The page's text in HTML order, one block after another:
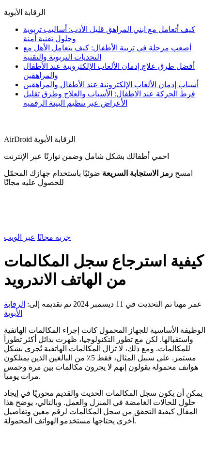
الرقابة الأبوية
كيف أتعامل مع ابني المراهق قليل الأدب: أساليب تربوية
وحلول تقنية آمنة
أصعب مرحلة في تربية الأطفال: كيف يتعامل الأهل مع
التحديات التربوية والتقنية
أفضل طرق علاج إدمان الألعاب الإلكترونية عند الأطفال
والمراهقين
أسباب إدمان الألعاب الإلكترونية عند الأطفال والمراهقين
فرط الحركة عند الاطفال: الأسباب والعلاج وطرق تقليل
الأعراض عبر تنظيم البيئة الرقمية
AirDroid الرقابة الأبوية
احمي أطفالك بشكل شامل وضمن توازنًا عبر الإنترنت
امسح رمز الاستجابة السريعة ضوئيًا باستخدام جهازك المحمّل
للحصول عليه مجانًا
جربه مجانًا عبر الويب
كيفية استرجاع سجل المكالمات
من الهاتف الاندرويد
عمر مهنا تم التحديث في 11 ديسمبر 2024 تم تقديمه إلى: الرقابة
الأبوية
الوظيفة الأساسية للجهاز المحمول كانت إجراء المكالمات الهاتفية
واستقبالها. لكن مع تطور التكنولوجيا، ظهرت بدائل أكثر تطوراً
للمكالمات. ومع ذلك، لا تزال المكالمات الهاتفية تُجرى بشكل
مستمر. على سبيل المثال، فقط 5٪ من البالغين الذين يمتلكون
هواتف محمولة يقولون إنهم لا يجرون مكالمات بين مرة وخمس
مرات يومياً.
يمكن أن يكون سجل المكالمات الحديث والقديم محوريًا في إيجاد
حلول للحالات الغامضة في المنزل والعمل. وبالتالي، يوضح هذا
المقال كيفية التحقق من سجل المكالمات لرقم معين وتفاصيل
أخرى يحتاجها مستخدمو الهواتف المحمولة.